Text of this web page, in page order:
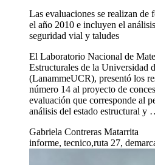
Las evaluaciones se realizan de
el año 2010 e incluyen el
seguridad vial y taludes
El Laboratorio Nacional de
Estructurales de la Universidad
(LanammeUCR), presentó los
número 14 al proyecto de
evaluación que corresponde al
análisis del estado estructural y
Gabriela Contreras Matarrita
informe, tecnico,ruta 27,